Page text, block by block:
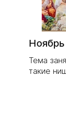
Ноябрь
Тема
такие